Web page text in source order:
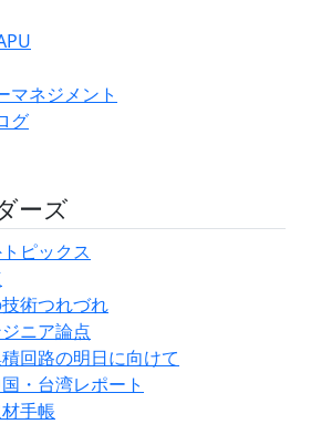
マネジメント
グ
ーズ
ピックス
術つれづれ
ニア論点
回路の明日に向けて
・台湾レポート
手帳